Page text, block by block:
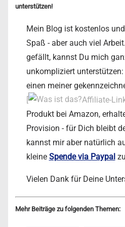
unterstützen!
Mein Blog ist kostenlos
Spaß - aber auch viel
gefällt, kannst Du mich
unkompliziert
einen meiner
[
Affiliate-
Produkt bei Amazon,
Provision - für Dich bleibt
kannst mir aber natürlich
kleine Spende via Paypal
Vielen Dank für Deine
Mehr Beiträge zu folgenden Themen: